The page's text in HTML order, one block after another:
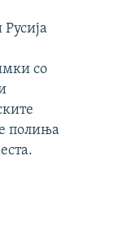
со
полиња